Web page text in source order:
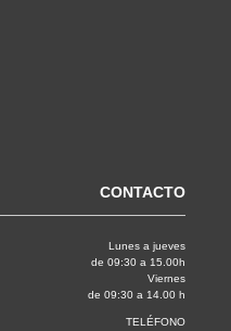
CONTACTO
Lunes a jueves
de 09:30 a 15.00h
Viernes
de 09:30 a 14.00 h
TELÉFONO